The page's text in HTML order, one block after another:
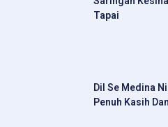
Tapai
Dil Se Medina
Penuh Kasih